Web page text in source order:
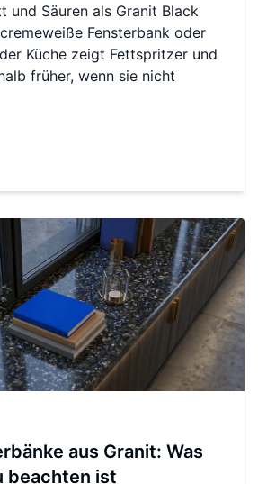
und Säuren als Granit Black
Fensterbank oder
Küche zeigt Fettspritzer und
früher, wenn sie nicht
aus Granit: Was
beachten ist